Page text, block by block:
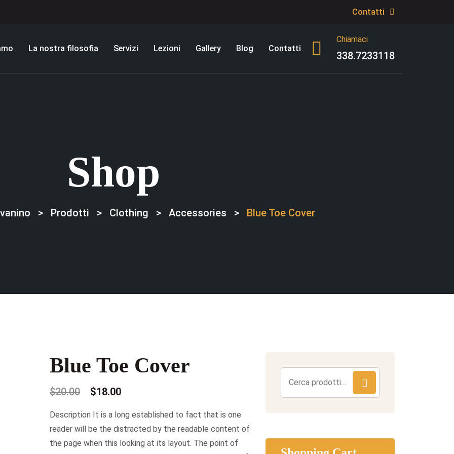
Contatti
La nostra filosofia Servizi Lezioni Gallery Blog Contatti
Chiamaci
338.7233118
Shop
> Prodotti > Clothing > Accessories > Blue Toe Cover
Blue Toe Cover
$20.00
originale
era:
$18.00Il
attuale
è:
Description It is a long established to fact that is one
reader will be the distracted by the readable content of
the page when this looking at its layout. The point of